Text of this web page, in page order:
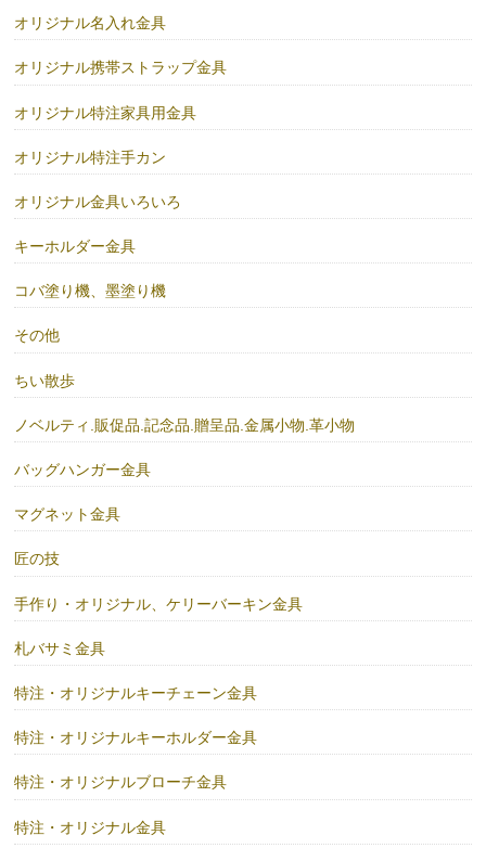
オリジナル名入れ金具
オリジナル携帯ストラップ金具
オリジナル特注家具用金具
オリジナル特注手カン
オリジナル金具いろいろ
キーホルダー金具
コバ塗り機、墨塗り機
その他
ちい散歩
ノベルティ.販促品.記念品.贈呈品.金属小物.革小物
バッグハンガー金具
マグネット金具
匠の技
手作り・オリジナル、ケリーバーキン金具
札バサミ金具
特注・オリジナルキーチェーン金具
特注・オリジナルキーホルダー金具
特注・オリジナルブローチ金具
特注・オリジナル金具